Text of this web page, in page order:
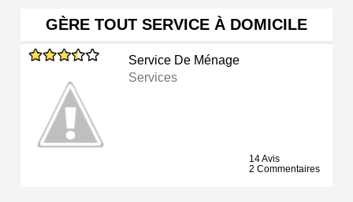
GÈRE TOUT SERVICE À DOMICILE
Service De Ménage
Services
14 Avis
2 Commentaires